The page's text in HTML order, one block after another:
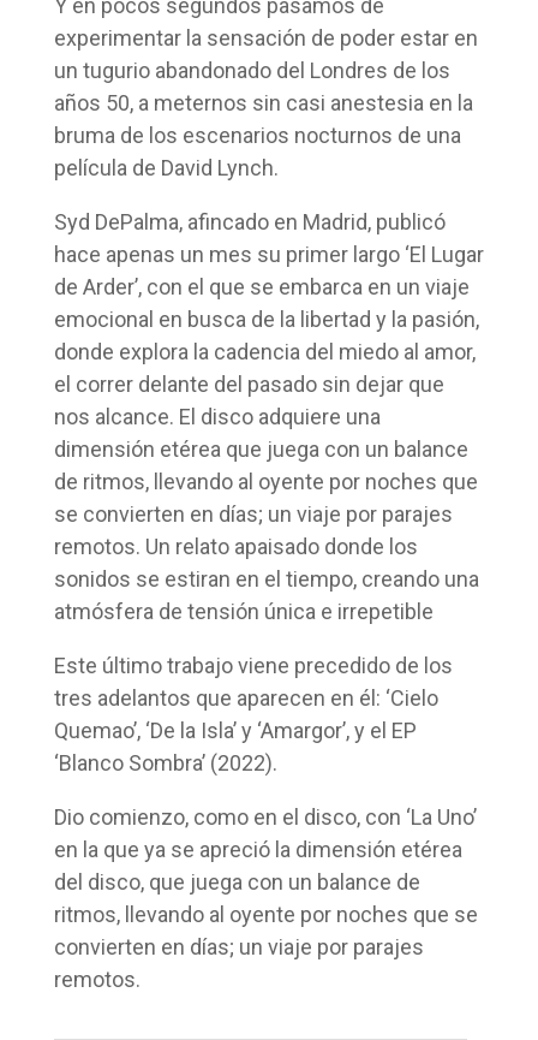
Y en pocos segundos pasamos de
experimentar la sensación de poder estar en
un tugurio abandonado del Londres de los
años 50, a meternos sin casi anestesia en la
bruma de los escenarios nocturnos de una
película de David Lynch.
Syd DePalma, afincado en Madrid, publicó
hace apenas un mes su primer largo ‘El Lugar
de Arder’, con el que se embarca en un viaje
emocional en busca de la libertad y la pasión,
donde explora la cadencia del miedo al amor,
el correr delante del pasado sin dejar que
nos alcance. El disco adquiere una
dimensión etérea que juega con un balance
de ritmos, llevando al oyente por noches que
se convierten en días; un viaje por parajes
remotos. Un relato apaisado donde los
sonidos se estiran en el tiempo, creando una
atmósfera de tensión única e irrepetible
Este último trabajo viene precedido de los
tres adelantos que aparecen en él: ‘Cielo
Quemao’, ‘De la Isla’ y ‘Amargor’, y el EP
‘Blanco Sombra’ (2022).
Dio comienzo, como en el disco, con ‘La Uno’
en la que ya se apreció la dimensión etérea
del disco, que juega con un balance de
ritmos, llevando al oyente por noches que se
convierten en días; un viaje por parajes
remotos.